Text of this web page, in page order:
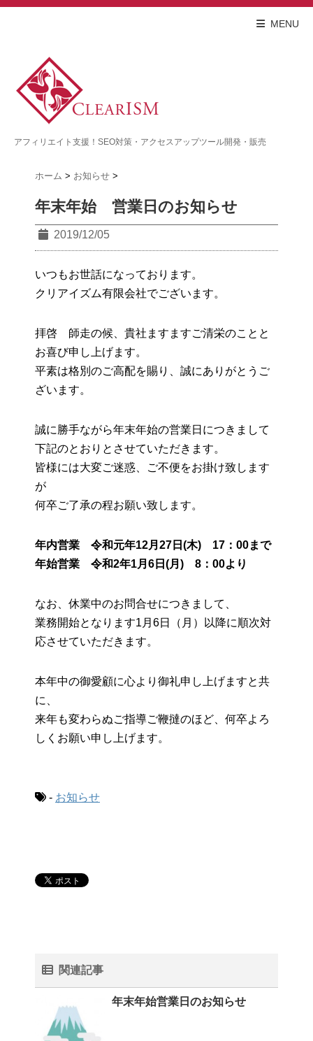
MENU
アフィリエイト支援！SEO対策・アクセスアップツール開発・販売
ホーム > お知らせ >
年末年始 営業日のお知らせ
2019/12/05
いつもお世話になっております。
クリアイズム有限会社でございます。
拝啓 師走の候、貴社ますますご清栄のことと
お喜び申し上げます。
平素は格別のご高配を賜り、誠にありがとうご
ざいます。
誠に勝手ながら年末年始の営業日につきまして
下記のとおりとさせていただきます。
皆様には大変ご迷惑、ご不便をお掛け致します
が
何卒ご了承の程お願い致します。
年内営業 令和元年12月27日(木) 17：00まで
年始営業 令和2年1月6日(月) 8：00より
なお、休業中のお問合せにつきまして、
業務開始となります1月6日（月）以降に順次対
応させていただきます。
本年中の御愛顧に心より御礼申し上げますと共
に、
来年も変わらぬご指導ご鞭撻のほど、何卒よろ
しくお願い申し上げます。
- お知らせ
関連記事
年末年始営業日のお知らせ